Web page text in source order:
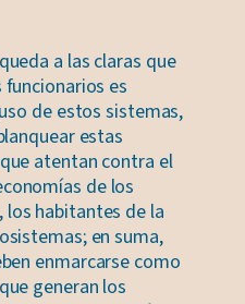
a las claras que
es
de estos sistemas,
estas
atentan contra el
de los
habitantes de la
en suma,
enmarcarse como
generan los